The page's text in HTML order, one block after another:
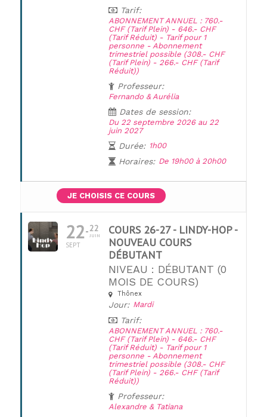
Tarif:
ABONNEMENT ANNUEL : 760.-
CHF (Tarif Plein) - 646.- CHF
(Tarif Réduit) - Tarif pour 1
personne - Abonnement
trimestriel possible (308.- CHF
(Tarif Plein) - 266.- CHF (Tarif
Réduit))
Professeur:
Fernando & Aurélia
Dates de session:
Du 22 septembre 2026 au 22
juin 2027
Durée: 1h00
Horaires: De 19h00 à 20h00
JE CHOISIS CE COURS
UNE QUESTION ?
22
SEPT
22
JUIN
COURS 26-27 - LINDY-HOP -
NOUVEAU COURS
DÉBUTANT
NIVEAU : DÉBUTANT (0
MOIS DE COURS)
Thônex
Jour: Mardi
Tarif:
ABONNEMENT ANNUEL : 760.-
CHF (Tarif Plein) - 646.- CHF
(Tarif Réduit) - Tarif pour 1
personne - Abonnement
trimestriel possible (308.- CHF
(Tarif Plein) - 266.- CHF (Tarif
Réduit))
Professeur:
Alexandre & Tatiana